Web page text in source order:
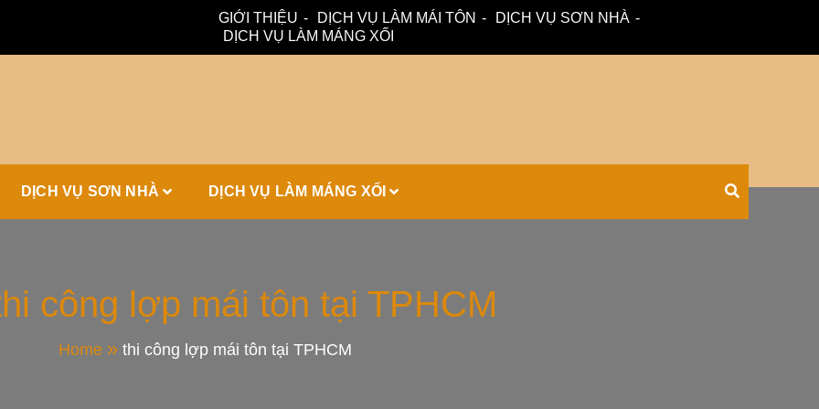
GIỚI THIỆU DỊCH VỤ LÀM MÁI TÔN
DỊCH VỤ SƠN NHÀ
DỊCH VỤ LÀM MÁNG XỐI
Tôn, Máng Xối Chuyên
DỊCH VỤ SƠN NHÀ DỊCH VỤ LÀM MÁNG XỐI
công lợp mái tôn tại TPHCM
Home thi công lợp mái tôn tại TPHCM